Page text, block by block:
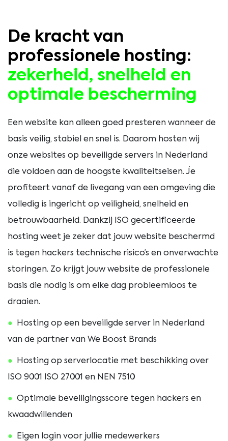
De kracht van
professionele hosting:
zekerheid, snelheid en
optimale bescherming
Een website kan alleen goed presteren wanneer de
basis veilig, stabiel en snel is. Daarom hosten wij
onze websites op beveiligde servers in Nederland
die voldoen aan de hoogste kwaliteitseisen. Je
profiteert vanaf de livegang van een omgeving die
volledig is ingericht op veiligheid, snelheid en
betrouwbaarheid. Dankzij ISO gecertificeerde
hosting weet je zeker dat jouw website beschermd
is tegen hackers technische risico’s en onverwachte
storingen. Zo krijgt jouw website de professionele
basis die nodig is om elke dag probleemloos te
draaien.
Hosting op een beveiligde server in Nederland
van de partner van We Boost Brands
Hosting op serverlocatie met beschikking over
ISO 9001 ISO 27001 en NEN 7510
Optimale beveiligingsscore tegen hackers en
kwaadwillenden
Eigen login voor jullie medewerkers